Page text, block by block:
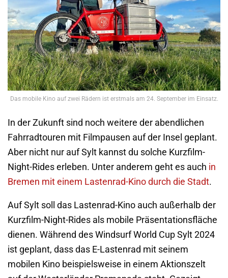
Das mobile Kino auf zwei Rädern ist erstmals am 24. September im Einsatz.
In der Zukunft sind noch weitere der abendlichen
Fahrradtouren mit Filmpausen auf der Insel geplant.
Aber nicht nur auf Sylt kannst du solche Kurzfilm-
Night-Rides erleben. Unter anderem geht es auch in
Bremen mit einem Lastenrad-Kino durch die Stadt.
Auf Sylt soll das Lastenrad-Kino auch außerhalb der
Kurzfilm-Night-Rides als mobile Präsentationsfläche
dienen. Während des Windsurf World Cup Sylt 2024
ist geplant, dass das E-Lastenrad mit seinem
mobilen Kino beispielsweise in einem Aktionszelt